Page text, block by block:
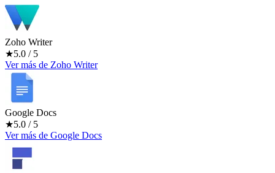
Zoho Writer
★5.0 / 5
Ver más de Zoho Writer
Google Docs
★5.0 / 5
Ver más de Google Docs